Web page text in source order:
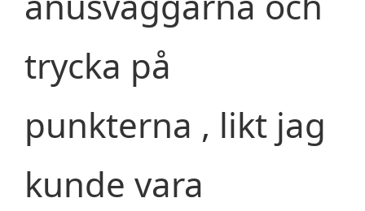
trycka på
punkterna , likt jag
kunde vara